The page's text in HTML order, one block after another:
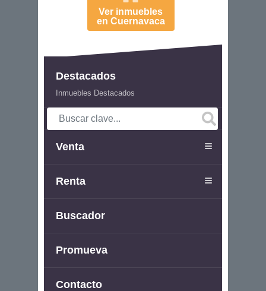
Ver inmuebles
en Cuernavaca
Destacados
Inmuebles Destacados
Venta
Renta
Buscador
Promueva
Contacto